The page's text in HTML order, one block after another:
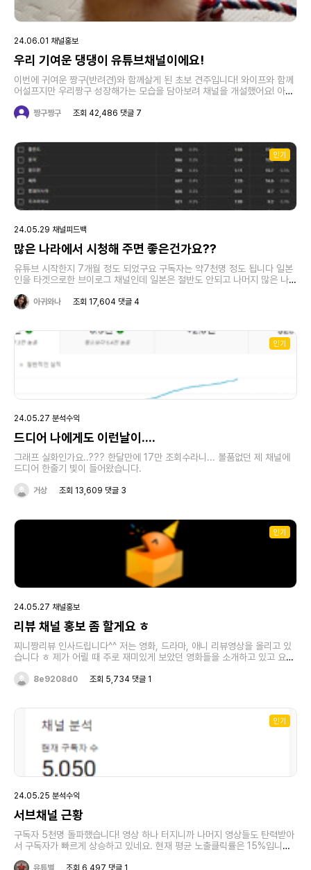
24.06.01 채널홍보
우리 기여운 댕댕이 유튜브채널이에요!
이번에 귀여운 짱구(반려견)와 함께살게 된 초보 견주입니다! 와이프와 함께
어설프지만 우리짱구 성장해가는 모습을 담아보려 채널을 개설했어요! 아직
짱구짱구 조회 42,486 댓글 7
인기
24.05.29 채널피드백
많은 나라에서 시청해 주면 좋은건가요??
유튜브 시작한지 7개월 정도 되었구요 구독자는 약7천명 정도 됩니다 일본
인을 타겟으로한 브이로그 채널인데 일본은 절반도 안되고 나머지 많은 나라
주로 올리는데 시청시간이 1분대... ㅠㅠ 원래 이게 평균일까요? 다른 유튜
브 하시는분들은 10분 영상에 시청시간 몇분정도 나오는게 보통인가요? 고
아귀와나 조회 17,604 댓글 4
인기
24.05.27 분석수익
드디어 나에게도 이런날이....
그래프 실화인가요..??? 한달만에 17만 조회수라니... 볼품없던 제 채널에
드디어 한줄기 빛이 들어왔습니다.
거상 조회 13,609 댓글 3
인기
24.05.27 채널홍보
리뷰 채널 홍보 좀 할게요 ㅎ
찌니짱리뷰 인사드립니다^^ 저는 영화, 드라마, 애니 리뷰영상을 올리고 있
습니다 ㅎ 제가 어릴 때 주로 재미있게 보았던 영화들을 소개하고 있고 요즘
으니 편하게 방문해주시기 바랍니다 ㅎ 현재 구독자 딱 10명입니다 ㅎ 나중
에 이 글을 보고 " 아 이런 때가 있었지~~" 이렇게 추억으로 만들어 보려고
8e9208d0 조회 5,734 댓글 1
인기
24.05.25 분석수익
서브채널 근황
구독자 5천명 돌파했습니다! 영상 하나 터지니까 나머지 영상들도 탄력받아
서 구독자가 빠르게 상승하고 있네요. 현재 평균 노출클릭률은 15%입니다.
유튜별 조회 6,497 댓글 1